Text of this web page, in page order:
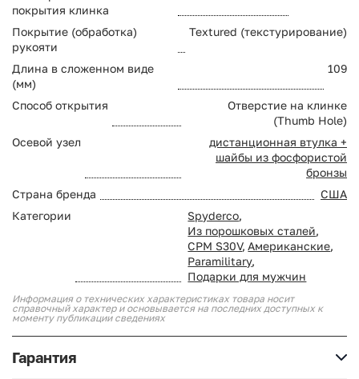
покрытия клинка
Покрытие (обработка)
рукояти
Textured (текстурирование)
Длина в сложенном виде
(мм)
109
Способ открытия
Отверстие на клинке
(Thumb Hole)
Осевой узел
дистанционная втулка +
шайбы из фосфористой
бронзы
Страна бренда
США
Категории
Spyderco,
Из порошковых сталей,
CPM S30V, Американские,
Paramilitary,
Подарки для мужчин
Информация о технических характеристиках товара носит
справочный характер и основывается на последних доступных к
моменту публикации сведениях
Гарантия